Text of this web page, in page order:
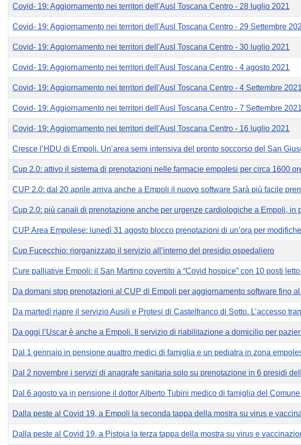
Covid- 19: Aggiornamento nei territori dell'Ausl Toscana Centro - 28 luglio 2021
Covid- 19: Aggiornamento nei territori dell'Ausl Toscana Centro - 29 Settembre
Covid- 19: Aggiornamento nei territori dell'Ausl Toscana Centro - 30 luglio 2021
Covid- 19: Aggiornamento nei territori dell'Ausl Toscana Centro - 4 agosto 2021
Covid- 19: Aggiornamento nei territori dell'Ausl Toscana Centro - 4 Settembre 2021
Covid- 19: Aggiornamento nei territori dell'Ausl Toscana Centro - 7 Settembre 2021
Covid- 19: Aggiornamento nei territori dell'Ausl Toscana Centro - 16 luglio 2021
Cresce l’HDU di Empoli. Un’area semi intensiva del pronto soccorso del San
Cup 2.0: attivo il sistema di prenotazioni nelle farmacie empolesi per circa 1600
CUP 2.0: dal 20 aprile arriva anche a Empoli il nuovo software Sarà più facile
Cup 2.0: più canali di prenotazione anche per urgenze cardiologiche a Empoli, in
CUP Area Empolese: lunedì 31 agosto blocco prenotazioni di un’ora per
Cup Fucecchio: riorganizzato il servizio all’interno del presidio ospedaliero
Cure palliative Empoli: il San Martino covertito a “Covid hospice” con 10 posti
Da domani stop prenotazioni al CUP di Empoli per aggiornamento software fino
Da martedì riapre il servizio Ausili e Protesi di Castelfranco di Sotto. L’accesso
Da oggi l’Uscar è anche a Empoli. Il servizio di riabilitazione a domicilio per
Dal 1 gennaio in pensione quattro medici di famiglia e un pediatra in zona
Dal 2 novembre i servizi di anagrafe sanitaria solo su prenotazione in 6 presidi
Dal 6 agosto va in pensione il dottor Alberto Tubini medico di famiglia del
Dalla peste al Covid 19, a Empoli la seconda tappa della mostra su virus e
Dalla peste al Covid 19, a Pistoia la terza tappa della mostra su virus e